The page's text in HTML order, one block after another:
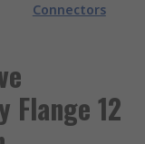
Connectors
Flange 12